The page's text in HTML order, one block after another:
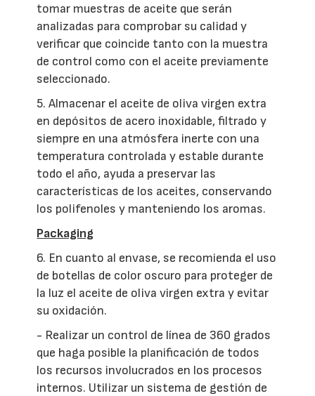
tomar muestras de aceite que serán
analizadas para comprobar su calidad y
verificar que coincide tanto con la muestra
de control como con el aceite previamente
seleccionado.
5. Almacenar el aceite de oliva virgen extra
en depósitos de acero inoxidable, filtrado y
siempre en una atmósfera inerte con una
temperatura controlada y estable durante
todo el año, ayuda a preservar las
características de los aceites, conservando
los polifenoles y manteniendo los aromas.
Packaging
6. En cuanto al envase, se recomienda el uso
de botellas de color oscuro para proteger de
la luz el aceite de oliva virgen extra y evitar
su oxidación.
- Realizar un control de línea de 360 grados
que haga posible la planificación de todos
los recursos involucrados en los procesos
internos. Utilizar un sistema de gestión de